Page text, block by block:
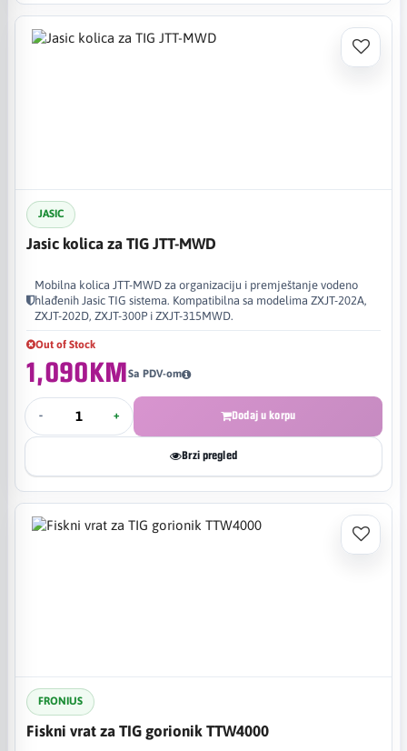
JASIC
Jasic kolica za TIG JTT-MWD
Mobilna kolica JTT-MWD za organizaciju i premještanje vodeno
hlađenih Jasic TIG sistema. Kompatibilna sa modelima ZXJT-202A,
ZXJT-202D, ZXJT-300P i ZXJT-315MWD.
Out of Stock
1,090KMSa PDV-om
- + Dodaj u korpu
Brzi pregled
FRONIUS
Fiskni vrat za TIG gorionik TTW4000